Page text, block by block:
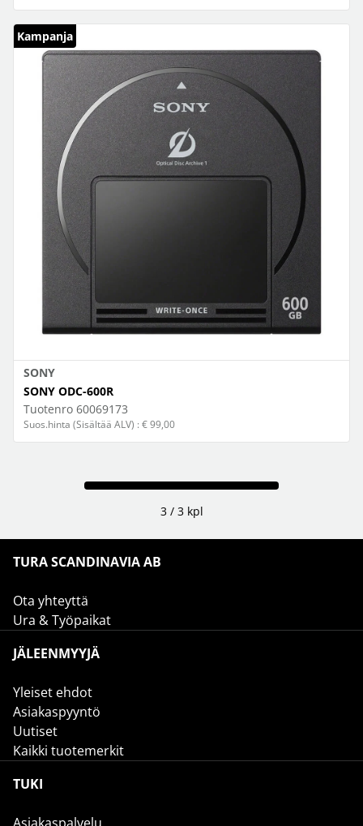
Kampanja
SONY
SONY ODC-600R
Tuotenro 60069173
Suos.hinta (Sisältää ALV) : € 99,00
3 / 3 kpl
TURA SCANDINAVIA AB
Ota yhteyttä
Ura & Työpaikat
JÄLEENMYYJÄ
Yleiset ehdot
Asiakaspyyntö
Uutiset
Kaikki tuotemerkit
TUKI